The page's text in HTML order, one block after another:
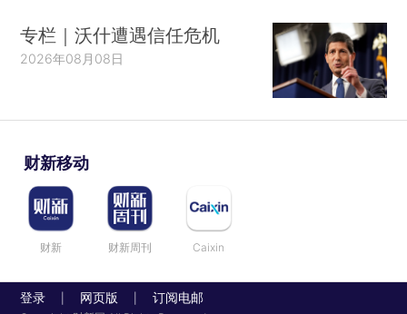
专栏｜沃什遭遇信任危机
2026年08月08日
财新移动
财新 财新周刊 Caixin
登录 网页版 订阅电邮